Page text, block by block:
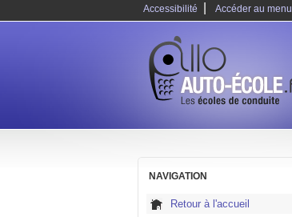
Accessibilité Accéder au menu
NAVIGATION
Retour à l'accueil